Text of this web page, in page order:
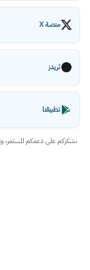
منصة X
ثريدز
تطبيقنا
نشكركم على دعمكم المستمر،